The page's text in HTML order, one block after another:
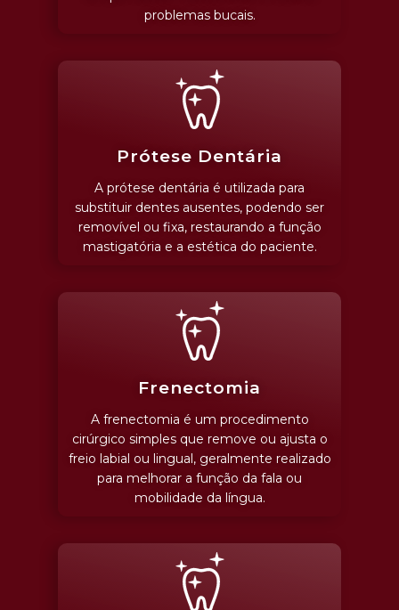
problemas bucais.
Prótese Dentária
A prótese dentária é utilizada para
substituir dentes ausentes, podendo ser
removível ou fixa, restaurando a função
mastigatória e a estética do paciente.
Frenectomia
A frenectomia é um procedimento
cirúrgico simples que remove ou ajusta o
freio labial ou lingual, geralmente realizado
para melhorar a função da fala ou
mobilidade da língua.